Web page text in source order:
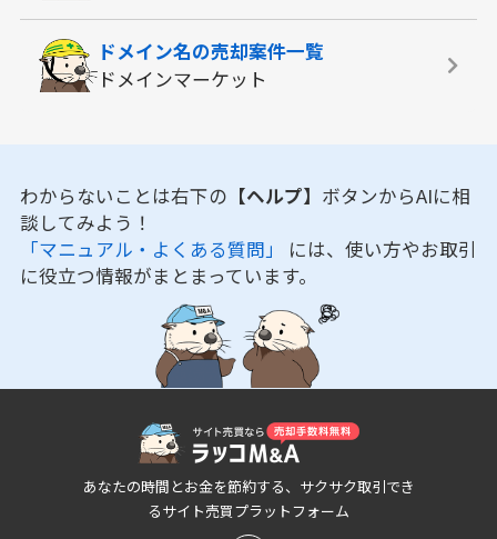
ドメイン名の売却案件一覧
ドメインマーケット
わからないことは右下の 【ヘルプ】 ボタンからAIに相
談してみよう！
「マニュアル・よくある質問」 には、使い方やお取引
に役立つ情報がまとまっています。
あなたの時間とお金を節約する、サクサク取引でき
るサイト売買プラットフォーム